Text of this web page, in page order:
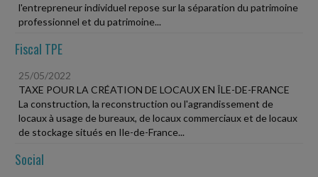
l'entrepreneur individuel repose sur la séparation du patrimoine
professionnel et du patrimoine...
Fiscal TPE
25/05/2022
TAXE POUR LA CRÉATION DE LOCAUX EN ÎLE-DE-FRANCE
La construction, la reconstruction ou l'agrandissement de
locaux à usage de bureaux, de locaux commerciaux et de locaux
de stockage situés en Ile-de-France...
Social